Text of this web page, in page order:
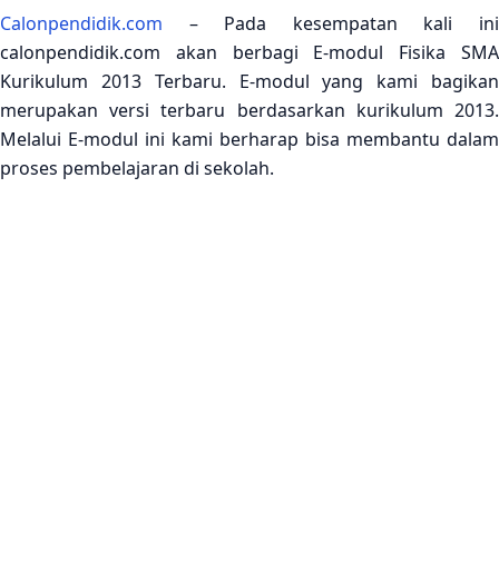
Calonpendidik.com – Pada kesempatan kali ini
calonpendidik.com akan berbagi E-modul Fisika SMA
Kurikulum 2013 Terbaru. E-modul yang kami bagikan
merupakan versi terbaru berdasarkan kurikulum 2013.
Melalui E-modul ini kami berharap bisa membantu dalam
proses pembelajaran di sekolah.